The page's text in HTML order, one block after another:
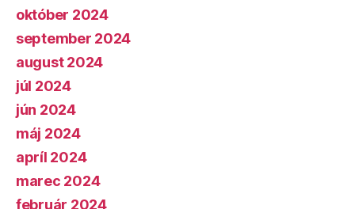
október 2024
september 2024
august 2024
júl 2024
jún 2024
máj 2024
apríl 2024
marec 2024
február 2024